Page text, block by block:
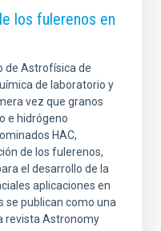
los fulerenos en
de Astrofísica de
de laboratorio y
vez que granos
e hidrógeno
HAC,
de los fulerenos,
el desarrollo de la
aplicaciones en
se publican como una
revista Astronomy